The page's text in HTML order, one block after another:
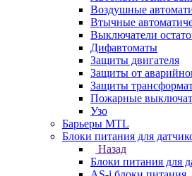
Воздушные
Втычные
Выключатели
Дифавтоматы
Защиты двигателя
Защиты от
Защиты
Пожарные
Узо
Барьеры MTL
Блоки питания для
Назад
Блоки питания для